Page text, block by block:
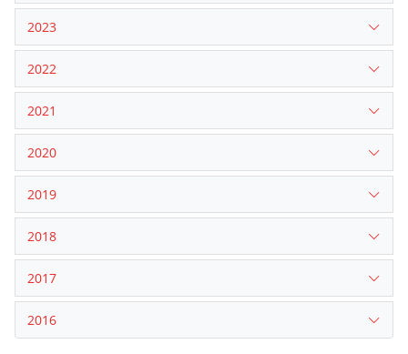
2023
2022
2021
2020
2019
2018
2017
2016